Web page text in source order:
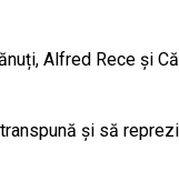
Alfred Rece și
și să